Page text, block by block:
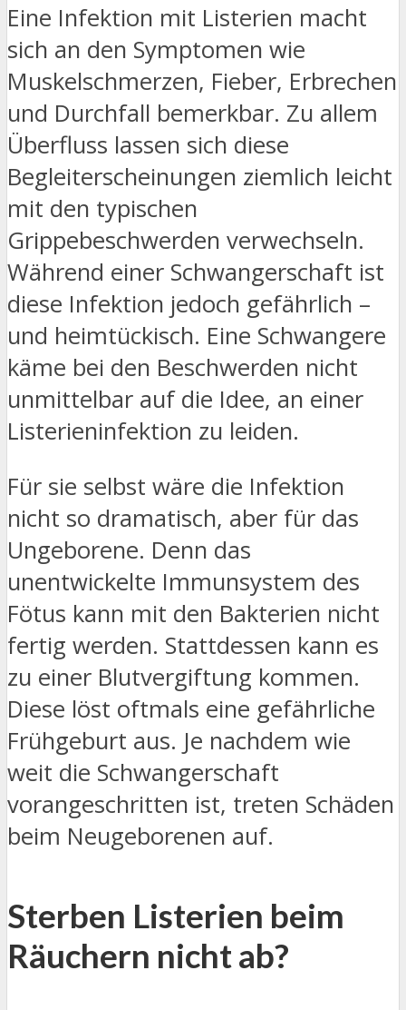
Eine Infektion mit Listerien macht
sich an den Symptomen wie
Muskelschmerzen, Fieber, Erbrechen
und Durchfall bemerkbar. Zu allem
Überfluss lassen sich diese
Begleiterscheinungen ziemlich leicht
mit den typischen
Grippebeschwerden verwechseln.
Während einer Schwangerschaft ist
diese Infektion jedoch gefährlich –
und heimtückisch. Eine Schwangere
käme bei den Beschwerden nicht
unmittelbar auf die Idee, an einer
Listerieninfektion zu leiden.
Für sie selbst wäre die Infektion
nicht so dramatisch, aber für das
Ungeborene. Denn das
unentwickelte Immunsystem des
Fötus kann mit den Bakterien nicht
fertig werden. Stattdessen kann es
zu einer Blutvergiftung kommen.
Diese löst oftmals eine gefährliche
Frühgeburt aus. Je nachdem wie
weit die Schwangerschaft
vorangeschritten ist, treten Schäden
beim Neugeborenen auf.
Sterben Listerien beim
Räuchern nicht ab?